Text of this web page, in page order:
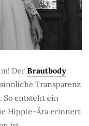
Der Brautbody
Transparenz
So entsteht ein
Hippie-Ära erinnert